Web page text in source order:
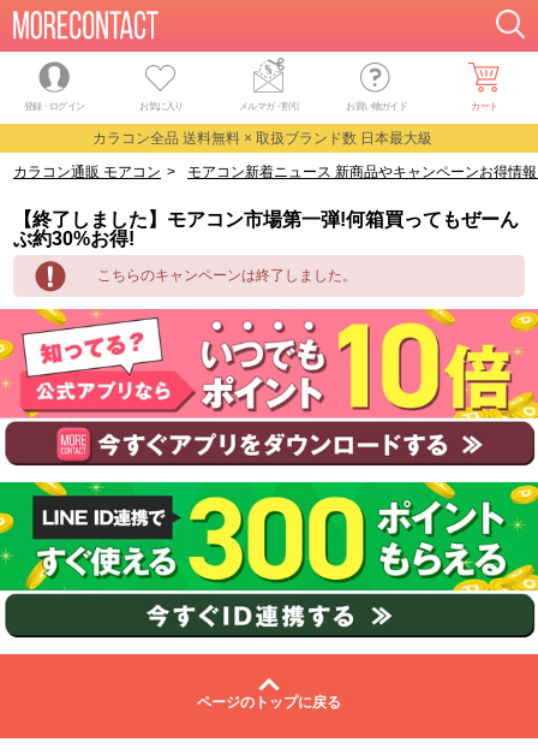
登録・ログイン お気に入り メルマガ・割引 お買い物ガイド カート
カラコン全品 送料無料 × 取扱ブランド数 日本最大級
カラコン通販 モアコン > モアコン新着ニュース 新商品やキャンペーンお得情
【終了しました】モアコン市場第一弾!何箱買ってもぜーん
ぶ約30%お得!
こちらのキャンペーンは終了しました。
ページのトップに戻る